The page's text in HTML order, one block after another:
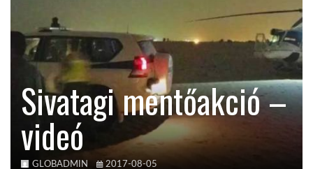
KÖZEL-KELET
AUSZTRÁLIA
A VILÁG ITTHON
Sivatagi mentőakció –
videó
GLOBADMIN 2017-08-05